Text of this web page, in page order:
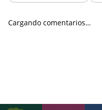
Cargando comentarios…